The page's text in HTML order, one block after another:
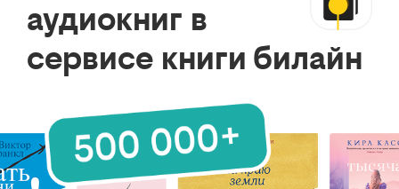
аудиокниг в
сервисе книги билайн